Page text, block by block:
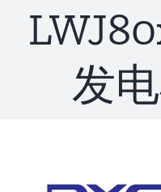
发